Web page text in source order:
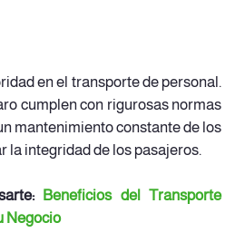
en el transporte de personal.
cumplen con rigurosas normas
mantenimiento constante de los
la integridad de los pasajeros.
Beneficios del Transporte
Negocio